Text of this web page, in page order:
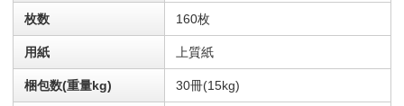
枚数 160枚
用紙 上質紙
梱包数(重量kg) 30冊(15kg)